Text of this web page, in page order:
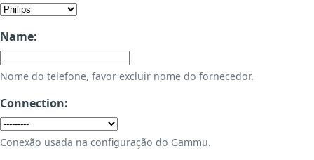
Name:
Nome do telefone, favor excluir nome do fornecedor.
Connection:
Conexão usada na configuração do Gammu.